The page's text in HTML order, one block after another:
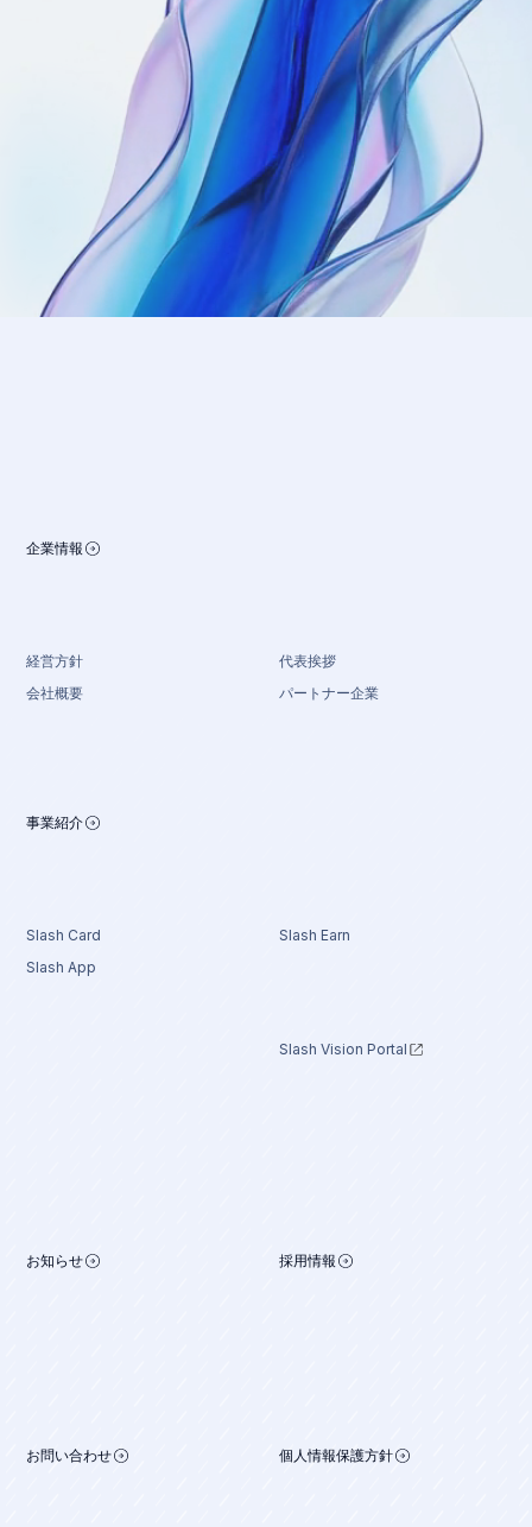
企業情報
経営方針
代表挨拶
会社概要
パートナー企業
事業紹介
Slash Card
Slash Earn
Slash App
Slash Vision Portal
お知らせ 採用情報
お問い合わせ 個人情報保護方針